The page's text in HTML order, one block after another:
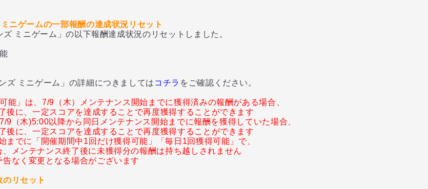
ニゲームの一部報酬の達成状況リセット
ニゲーム」の以下報酬達成状況のリセットしました。
ニゲーム」の詳細につきましては コチラ をご確認ください。
能」は、7/9（木）メンテナンス開始までに獲得済みの報酬がある場合、
後に、一定スコアを達成することで再度獲得することができます
（木)5:00以降から同日メンテナンス開始までに報酬を獲得していた場合、
後に、一定スコアを達成することで再度獲得することができます
でに「開催期間中1回だけ獲得可能」「毎日1回獲得可能」で、
メンテナンス終了後に未獲得分の報酬は持ち越しされません
なく変更となる場合がございます
リセット